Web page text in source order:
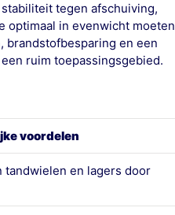
tegen afschuiving,
optimaal in evenwicht moeten
brandstofbesparing en een
ruim toepassingsgebied.
voordelen
tandwielen en lagers door